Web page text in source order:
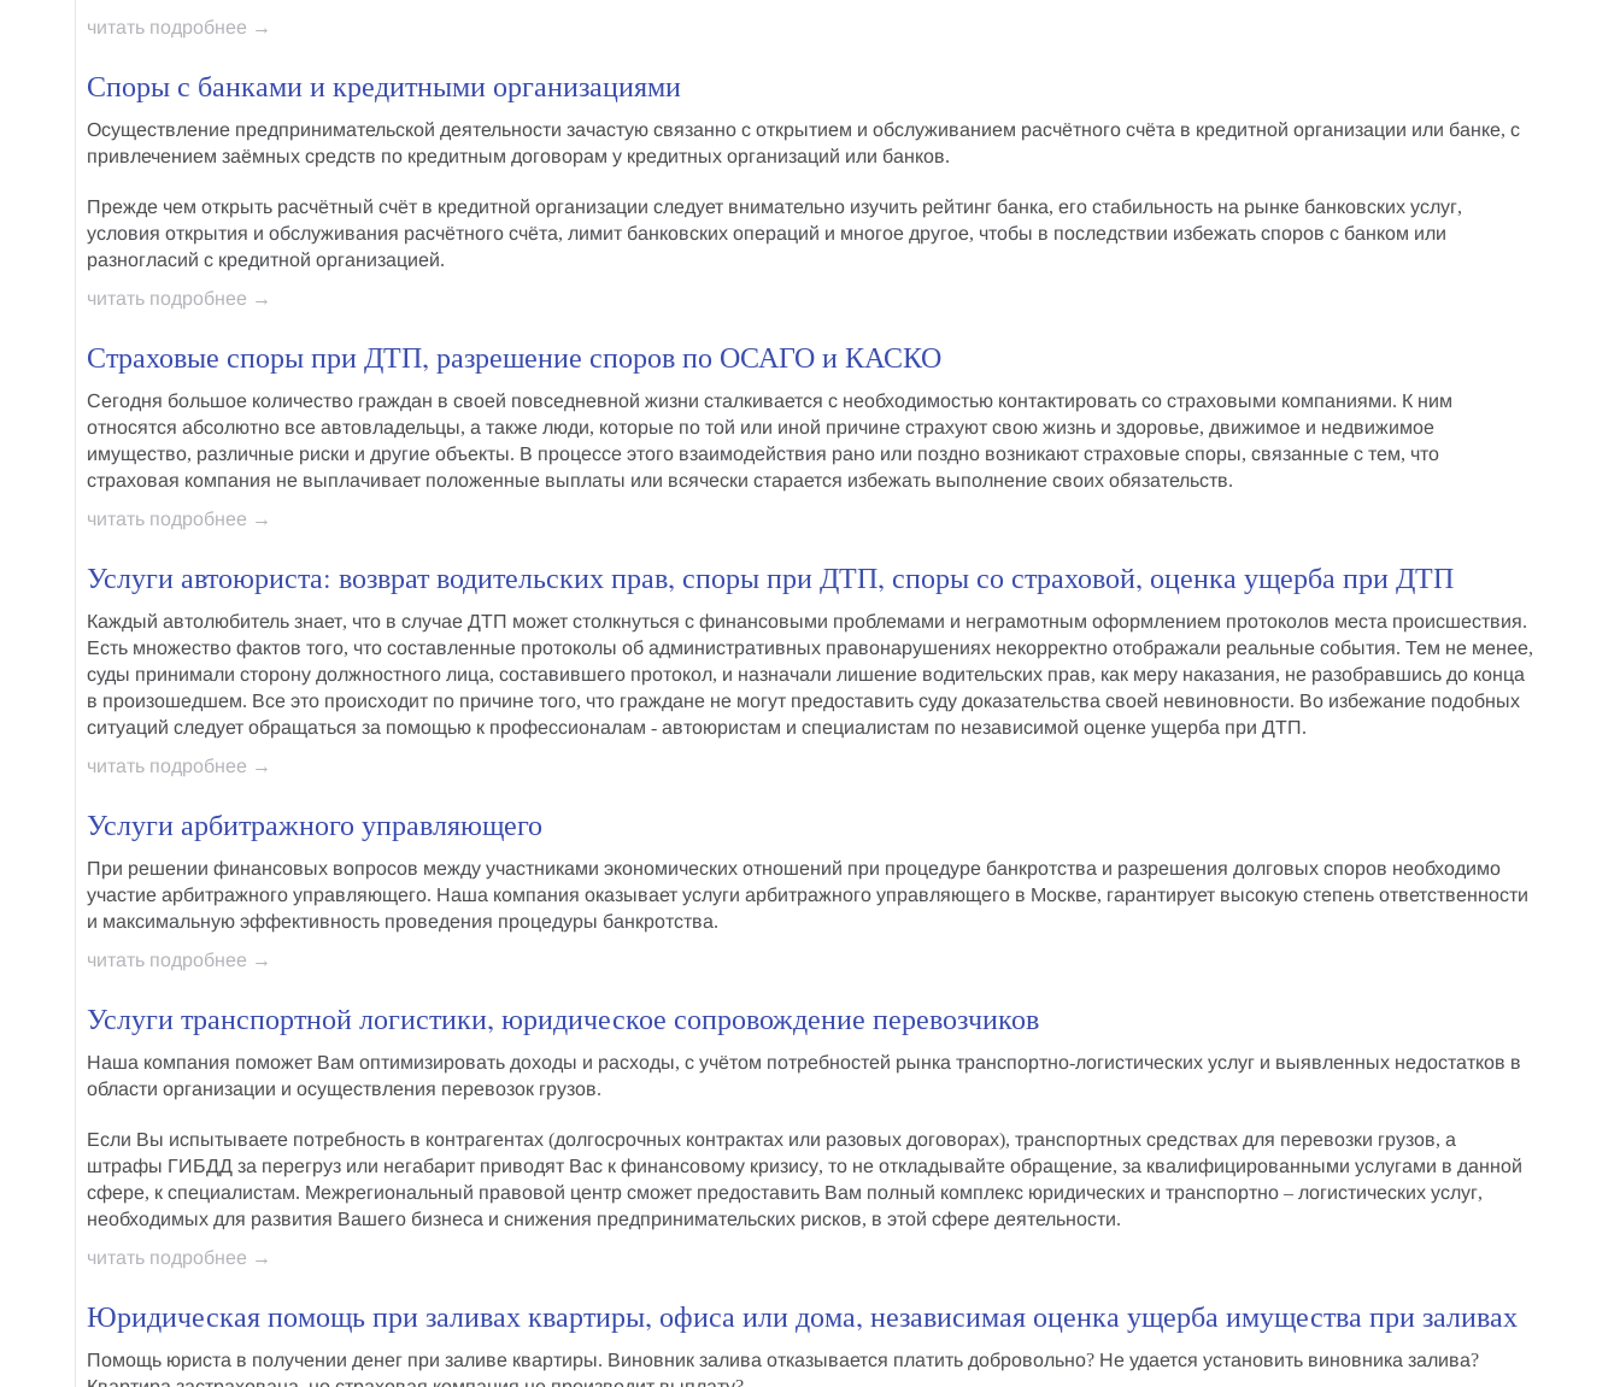
читать подробнее →
Споры с банками и кредитными организациями
Осуществление предпринимательской деятельности зачастую связанно с открытием и обслуживанием расчётного счёта в кредитной организации или банке, с
привлечением заёмных средств по кредитным договорам у кредитных организаций или банков.
Прежде чем открыть расчётный счёт в кредитной организации следует внимательно изучить рейтинг банка, его стабильность на рынке банковских услуг,
условия открытия и обслуживания расчётного счёта, лимит банковских операций и многое другое, чтобы в последствии избежать споров с банком или
разногласий с кредитной организацией.
читать подробнее →
Страховые споры при ДТП, разрешение споров по ОСАГО и КАСКО
Сегодня большое количество граждан в своей повседневной жизни сталкивается с необходимостью контактировать со страховыми компаниями. К ним
относятся абсолютно все автовладельцы, а также люди, которые по той или иной причине страхуют свою жизнь и здоровье, движимое и недвижимое
имущество, различные риски и другие объекты. В процессе этого взаимодействия рано или поздно возникают страховые споры, связанные с тем, что
страховая компания не выплачивает положенные выплаты или всячески старается избежать выполнение своих обязательств.
читать подробнее →
Услуги автоюриста: возврат водительских прав, споры при ДТП, споры со страховой, оценка ущерба при ДТП
Каждый автолюбитель знает, что в случае ДТП может столкнуться с финансовыми проблемами и неграмотным оформлением протоколов места происшествия.
Есть множество фактов того, что составленные протоколы об административных правонарушениях некорректно отображали реальные события. Тем не менее,
суды принимали сторону должностного лица, составившего протокол, и назначали лишение водительских прав, как меру наказания, не разобравшись до конца
в произошедшем. Все это происходит по причине того, что граждане не могут предоставить суду доказательства своей невиновности. Во избежание подобных
ситуаций следует обращаться за помощью к профессионалам - автоюристам и специалистам по независимой оценке ущерба при ДТП.
читать подробнее →
Услуги арбитражного управляющего
При решении финансовых вопросов между участниками экономических отношений при процедуре банкротства и разрешения долговых споров необходимо
участие арбитражного управляющего. Наша компания оказывает услуги арбитражного управляющего в Москве, гарантирует высокую степень ответственности
и максимальную эффективность проведения процедуры банкротства.
читать подробнее →
Услуги транспортной логистики, юридическое сопровождение перевозчиков
Наша компания поможет Вам оптимизировать доходы и расходы, с учётом потребностей рынка транспортно-логистических услуг и выявленных недостатков в
области организации и осуществления перевозок грузов.
Если Вы испытываете потребность в контрагентах (долгосрочных контрактах или разовых договорах), транспортных средствах для перевозки грузов, а
штрафы ГИБДД за перегруз или негабарит приводят Вас к финансовому кризису, то не откладывайте обращение, за квалифицированными услугами в данной
сфере, к специалистам. Межрегиональный правовой центр сможет предоставить Вам полный комплекс юридических и транспортно – логистических услуг,
необходимых для развития Вашего бизнеса и снижения предпринимательских рисков, в этой сфере деятельности.
читать подробнее →
Юридическая помощь при заливах квартиры, офиса или дома, независимая оценка ущерба имущества при заливах
Помощь юриста в получении денег при заливе квартиры. Виновник залива отказывается платить добровольно? Не удается установить виновника залива?